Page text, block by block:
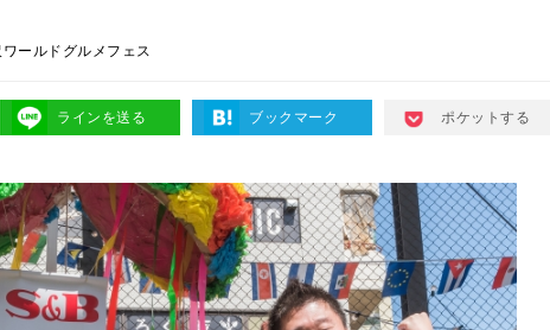
ールドグルメフェス
ラインを送る ブックマーク ポケットする